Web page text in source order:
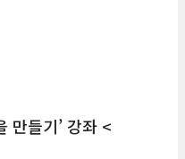
만들기’ 강좌 <